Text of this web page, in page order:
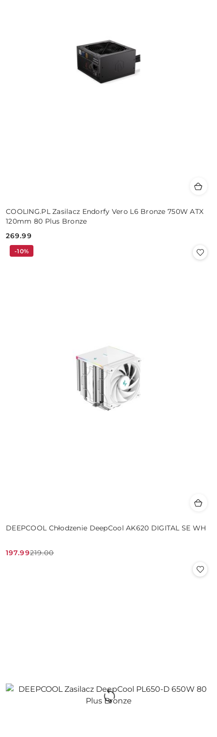
COOLING.PL Zasilacz Endorfy Vero L6 Bronze 750W ATX
120mm 80 Plus Bronze
Cena:
269.99
DEEPCOOL Chłodzenie DeepCool AK620 DIGITAL SE WH
Cena
197.99
Cena
219.00
-10%